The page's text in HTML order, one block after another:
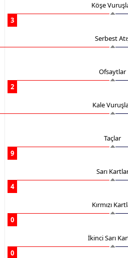
Köşe
3
Serbest
Ofsaytlar
2
Kale
Taçlar
9
Sarı
4
Kırmızı
0
İkinci Sarı
0